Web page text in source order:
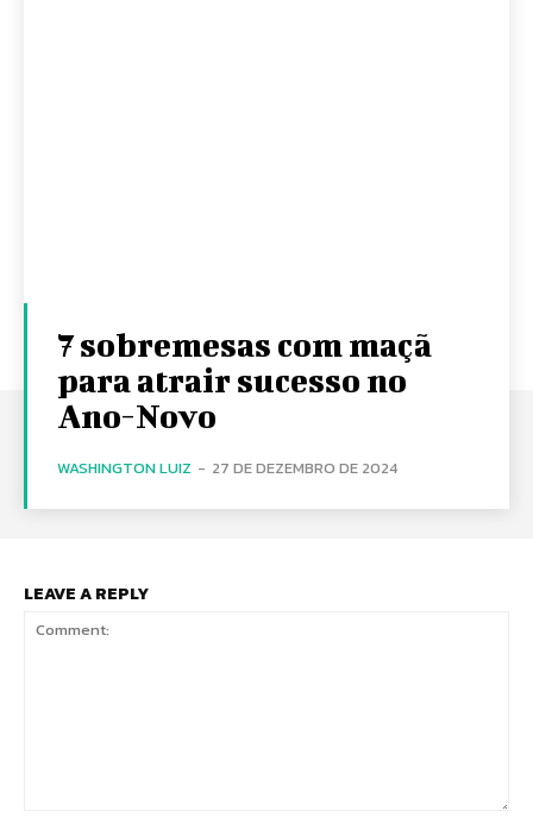
7 sobremesas com maçã
para atrair sucesso no
Ano-Novo
WASHINGTON LUIZ - 27 DE DEZEMBRO DE 2024
LEAVE A REPLY